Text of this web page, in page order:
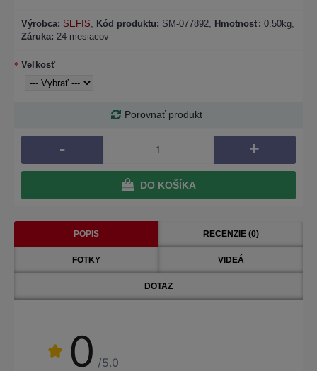
Výrobca: SEFIS, Kód produktu: SM-077892, Hmotnosť: 0.50kg,
Záruka: 24 mesiacov
Veľkosť
Porovnať produkt
- +
DO KOŠÍKA
POPIS RECENZIE (0)
FOTKY VIDEÁ
DOTAZ
0 /5.0